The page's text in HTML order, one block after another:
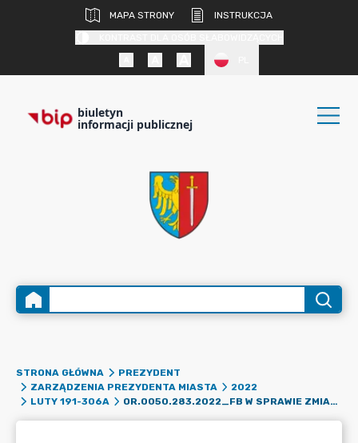
MAPA STRONY
INSTRUKCJA
biuletyn
informacji publicznej
STRONA GŁÓWNA
PREZYDENT
ZARZĄDZENIA PREZYDENTA MIASTA
2022
LUTY 191-306A
OR.0050.283.2022_FB W SPRAWIE ZMIAN W PLANIE FINANSOWYM WYDATKÓW URZĘDU MIASTA ŻORY ORAZ PLACÓWEK OŚWIATOWYCH NA 2022 R.